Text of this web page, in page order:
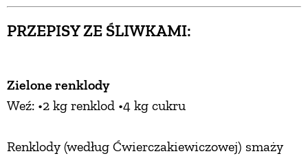
PRZEPISY ZE ŚLIWKAMI:
Zielone renklody
Weź: •2 kg renklod •4 kg cukru
Renklody (według Ćwierczakiewiczowej) smaży